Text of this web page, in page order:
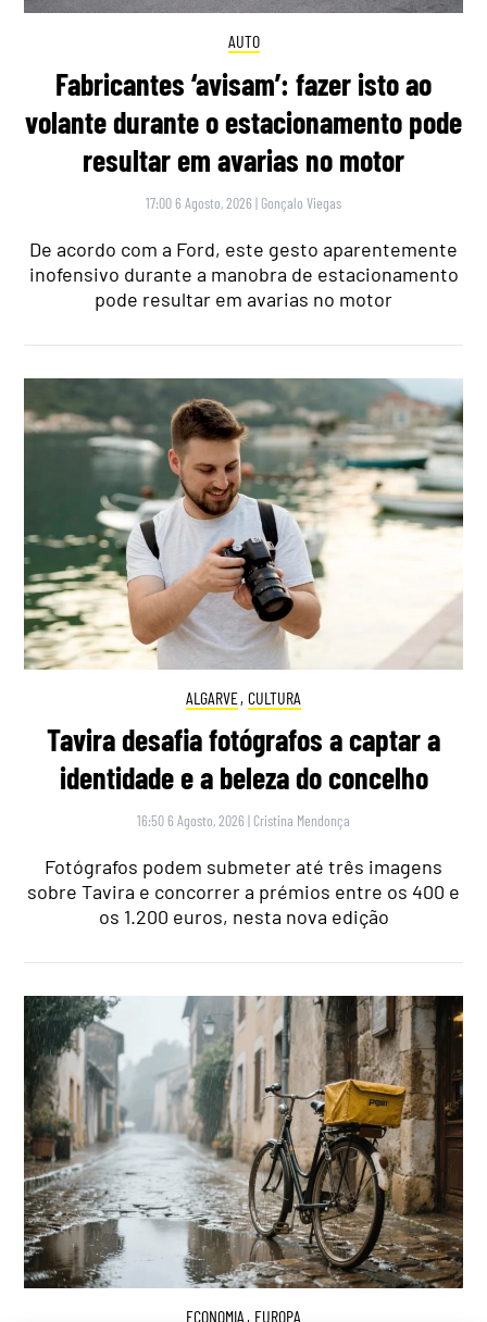
AUTO
Fabricantes ‘avisam’: fazer isto ao
volante durante o estacionamento pode
resultar em avarias no motor
17:00 6 Agosto, 2026 | Gonçalo Viegas
De acordo com a Ford, este gesto aparentemente
inofensivo durante a manobra de estacionamento
pode resultar em avarias no motor
ALGARVE, CULTURA
Tavira desafia fotógrafos a captar a
identidade e a beleza do concelho
16:50 6 Agosto, 2026 | Cristina Mendonça
Fotógrafos podem submeter até três imagens
sobre Tavira e concorrer a prémios entre os 400 e
os 1.200 euros, nesta nova edição
ECONOMIA , EUROPA